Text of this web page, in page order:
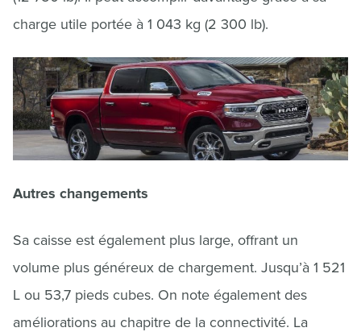
charge utile portée à 1 043 kg (2 300 lb).
Autres changements
Sa caisse est également plus large, offrant un
volume plus généreux de chargement. Jusqu’à 1 521
L ou 53,7 pieds cubes. On note également des
améliorations au chapitre de la connectivité. La